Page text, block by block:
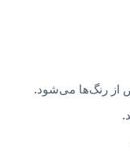
رنگ‌ها می‌شود.